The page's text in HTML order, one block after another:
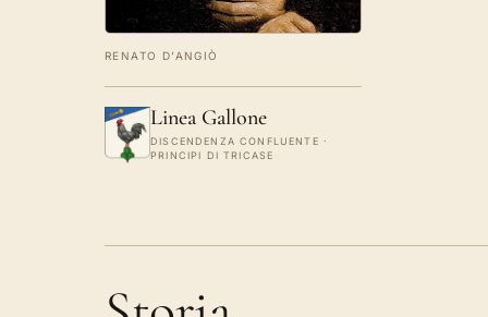
RENATO D’ANGIÒ
Linea Gallone
DISCENDENZA CONFLUENTE ·
PRINCIPI DI TRICASE